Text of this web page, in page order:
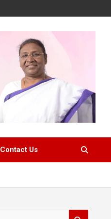
Contact Us